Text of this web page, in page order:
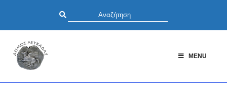
MENU